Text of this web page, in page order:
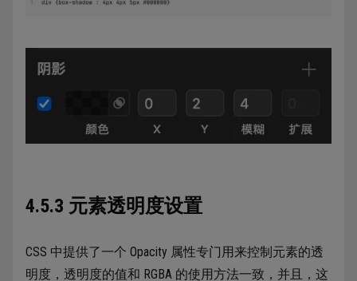
4.5.3 元素透明度设置
CSS 中提供了一个 Opacity 属性专门用来控制元素的透
明度，透明度的值和 RGBA 的使用方法一致，并且，这